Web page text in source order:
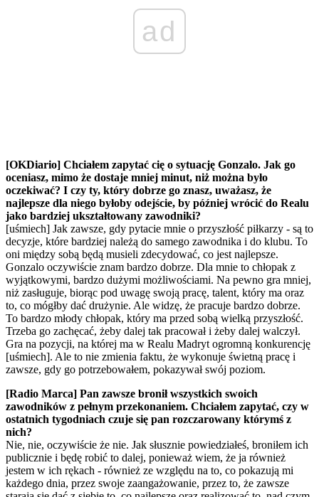
ad
[OKDiario] Chciałem zapytać cię o sytuację Gonzalo. Jak go
oceniasz, mimo że dostaje mniej minut, niż można było
oczekiwać? I czy ty, który dobrze go znasz, uważasz, że
najlepsze dla niego byłoby odejście, by później wrócić do Realu
jako bardziej ukształtowany zawodniki?
[uśmiech] Jak zawsze, gdy pytacie mnie o przyszłość piłkarzy - są to
decyzje, które bardziej należą do samego zawodnika i do klubu. To
oni między sobą będą musieli zdecydować, co jest najlepsze.
Gonzalo oczywiście znam bardzo dobrze. Dla mnie to chłopak z
wyjątkowymi, bardzo dużymi możliwościami. Na pewno gra mniej,
niż zasługuje, biorąc pod uwagę swoją pracę, talent, który ma oraz
to, co mógłby dać drużynie. Ale widzę, że pracuje bardzo dobrze.
To bardzo młody chłopak, który ma przed sobą wielką przyszłość.
Trzeba go zachęcać, żeby dalej tak pracował i żeby dalej walczył.
Gra na pozycji, na której ma w Realu Madryt ogromną konkurencję
[uśmiech]. Ale to nie zmienia faktu, że wykonuje świetną pracę i
zawsze, gdy go potrzebowałem, pokazywał swój poziom.
[Radio Marca] Pan zawsze bronił wszystkich swoich
zawodników z pełnym przekonaniem. Chciałem zapytać, czy w
ostatnich tygodniach czuje się pan rozczarowany którymś z
nich?
Nie, nie, oczywiście że nie. Jak słusznie powiedziałeś, broniłem ich
publicznie i będę robić to dalej, ponieważ wiem, że ja również
jestem w ich rękach - również ze względu na to, co pokazują mi
każdego dnia, przez swoje zaangażowanie, przez to, że zawsze